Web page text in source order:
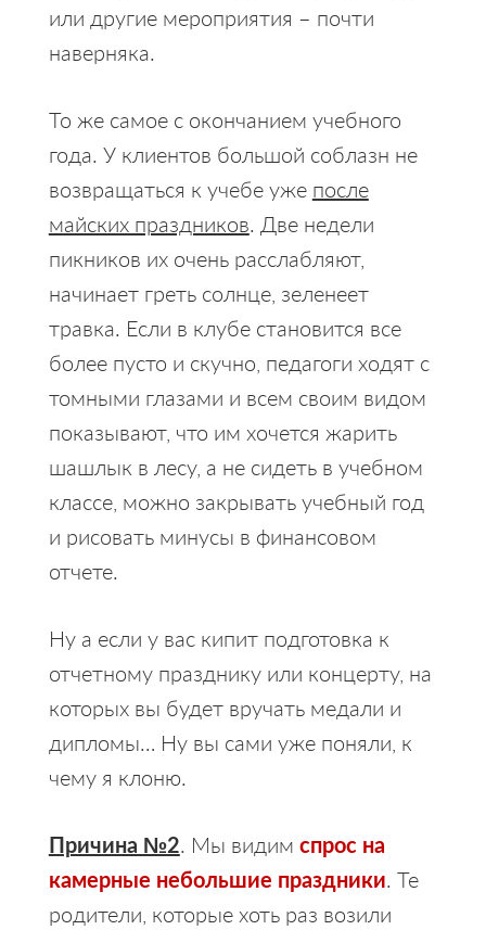
или другие мероприятия – почти
наверняка.
То же самое с окончанием учебного
года. У клиентов большой соблазн не
возвращаться к учебе уже после
майских праздников. Две недели
пикников их очень расслабляют,
начинает греть солнце, зеленеет
травка. Если в клубе становится все
более пусто и скучно, педагоги ходят с
томными глазами и всем своим видом
показывают, что им хочется жарить
шашлык в лесу, а не сидеть в учебном
классе, можно закрывать учебный год
и рисовать минусы в финансовом
отчете.
Ну а если у вас кипит подготовка к
отчетному празднику или концерту, на
которых вы будет вручать медали и
дипломы… Ну вы сами уже поняли, к
чему я клоню.
Причина №2. Мы видим спрос на
камерные небольшие праздники. Те
родители, которые хоть раз возили